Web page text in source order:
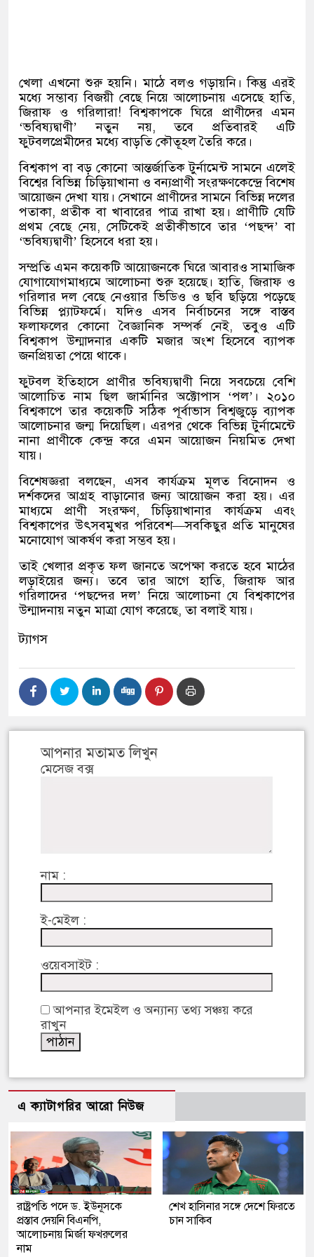
খেলা এখনো শুরু হয়নি। মাঠে বলও গড়ায়নি। কিন্তু এরই
মধ্যে সম্ভাব্য বিজয়ী বেছে নিয়ে আলোচনায় এসেছে হাতি,
জিরাফ ও গরিলারা! বিশ্বকাপকে ঘিরে প্রাণীদের এমন
‘ভবিষ্যদ্বাণী’ নতুন নয়, তবে প্রতিবারই এটি
ফুটবলপ্রেমীদের মধ্যে বাড়তি কৌতূহল তৈরি করে।
বিশ্বকাপ বা বড় কোনো আন্তর্জাতিক টুর্নামেন্ট সামনে এলেই
বিশ্বের বিভিন্ন চিড়িয়াখানা ও বন্যপ্রাণী সংরক্ষণকেন্দ্রে বিশেষ
আয়োজন দেখা যায়। সেখানে প্রাণীদের সামনে বিভিন্ন দলের
পতাকা, প্রতীক বা খাবারের পাত্র রাখা হয়। প্রাণীটি যেটি
প্রথম বেছে নেয়, সেটিকেই প্রতীকীভাবে তার ‘পছন্দ’ বা
‘ভবিষ্যদ্বাণী’ হিসেবে ধরা হয়।
সম্প্রতি এমন কয়েকটি আয়োজনকে ঘিরে আবারও সামাজিক
যোগাযোগমাধ্যমে আলোচনা শুরু হয়েছে। হাতি, জিরাফ ও
গরিলার দল বেছে নেওয়ার ভিডিও ও ছবি ছড়িয়ে পড়েছে
বিভিন্ন প্ল্যাটফর্মে। যদিও এসব নির্বাচনের সঙ্গে বাস্তব
ফলাফলের কোনো বৈজ্ঞানিক সম্পর্ক নেই, তবুও এটি
বিশ্বকাপ উন্মাদনার একটি মজার অংশ হিসেবে ব্যাপক
জনপ্রিয়তা পেয়ে থাকে।
ফুটবল ইতিহাসে প্রাণীর ভবিষ্যদ্বাণী নিয়ে সবচেয়ে বেশি
আলোচিত নাম ছিল জার্মানির অক্টোপাস ‘পল’। ২০১০
বিশ্বকাপে তার কয়েকটি সঠিক পূর্বাভাস বিশ্বজুড়ে ব্যাপক
আলোচনার জন্ম দিয়েছিল। এরপর থেকে বিভিন্ন টুর্নামেন্টে
নানা প্রাণীকে কেন্দ্র করে এমন আয়োজন নিয়মিত দেখা
যায়।
বিশেষজ্ঞরা বলছেন, এসব কার্যক্রম মূলত বিনোদন ও
দর্শকদের আগ্রহ বাড়ানোর জন্য আয়োজন করা হয়। এর
মাধ্যমে প্রাণী সংরক্ষণ, চিড়িয়াখানার কার্যক্রম এবং
বিশ্বকাপের উৎসবমুখর পরিবেশ—সবকিছুর প্রতি মানুষের
মনোযোগ আকর্ষণ করা সম্ভব হয়।
তাই খেলার প্রকৃত ফল জানতে অপেক্ষা করতে হবে মাঠের
লড়াইয়ের জন্য। তবে তার আগে হাতি, জিরাফ আর
গরিলাদের ‘পছন্দের দল’ নিয়ে আলোচনা যে বিশ্বকাপের
উন্মাদনায় নতুন মাত্রা যোগ করেছে, তা বলাই যায়।
ট্যাগস
আপনার মতামত লিখুন
মেসেজ বক্স
নাম :
ই-মেইল :
ওয়েবসাইট :
আপনার ইমেইল ও অন্যান্য তথ্য সঞ্চয় করে
রাখুন
এ ক্যাটাগরির আরো নিউজ
রাষ্ট্রপতি পদে ড. ইউনূসকে
প্রস্তাব দেয়নি বিএনপি,
আলোচনায় মির্জা ফখরুলের
নাম
শেখ হাসিনার সঙ্গে দেশে ফিরতে
চান সাকিব